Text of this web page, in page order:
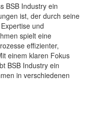
BSB Industry ein
ist, der durch seine
und
spielt eine
effizienter,
einem klaren Fokus
BSB Industry ein
in verschiedenen